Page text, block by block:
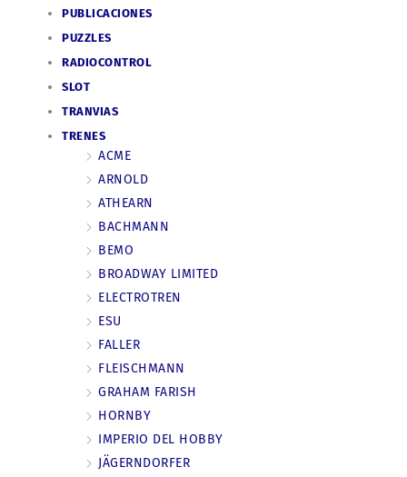
PUBLICACIONES
PUZZLES
RADIOCONTROL
SLOT
TRANVIAS
TRENES
ACME
ARNOLD
ATHEARN
BACHMANN
BEMO
BROADWAY LIMITED
ELECTROTREN
ESU
FALLER
FLEISCHMANN
GRAHAM FARISH
HORNBY
IMPERIO DEL HOBBY
JÄGERNDORFER